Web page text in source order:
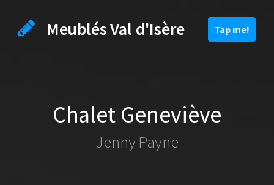
Toggle
navigation
Tap me!
Meublés Val d'Isère
Chalet Geneviève
Jenny Payne